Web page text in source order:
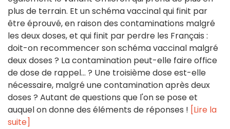
plus de terrain. Et un schéma vaccinal qui finit par
être éprouvé, en raison des contaminations malgré
les deux doses, et qui finit par perdre les Français :
doit-on recommencer son schéma vaccinal malgré
deux doses ? La contamination peut-elle faire office
de dose de rappel... ? Une troisième dose est-elle
nécessaire, malgré une contamination après deux
doses ? Autant de questions que l'on se pose et
auquel on donne des éléments de réponses ! [Lire la
suite]